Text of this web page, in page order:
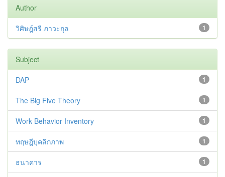
Author
1
วิศิษฎ์สรี ภาวะกุล
Subject
1
DAP
1
The Big Five Theory
1
Work Behavior Inventory
1
ทฤษฎีบุคลิกภาพ
1
ธนาคาร